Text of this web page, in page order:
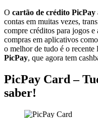
O cartão de crédito PicPay
contas em muitas vezes,
compre créditos para jogos e
compras em aplicativos
o melhor de tudo é o recente
PicPay, que agora tem
PicPay Card –
saber!